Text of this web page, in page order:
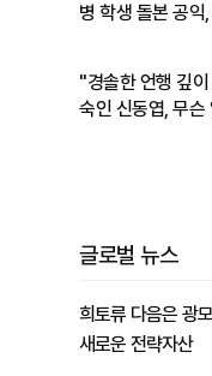
병 학생 돌본 공익
"경솔한 언행 깊
숙인 신동엽, 무슨
글로벌 뉴스
희토류 다음은 광
새로운 전략자산